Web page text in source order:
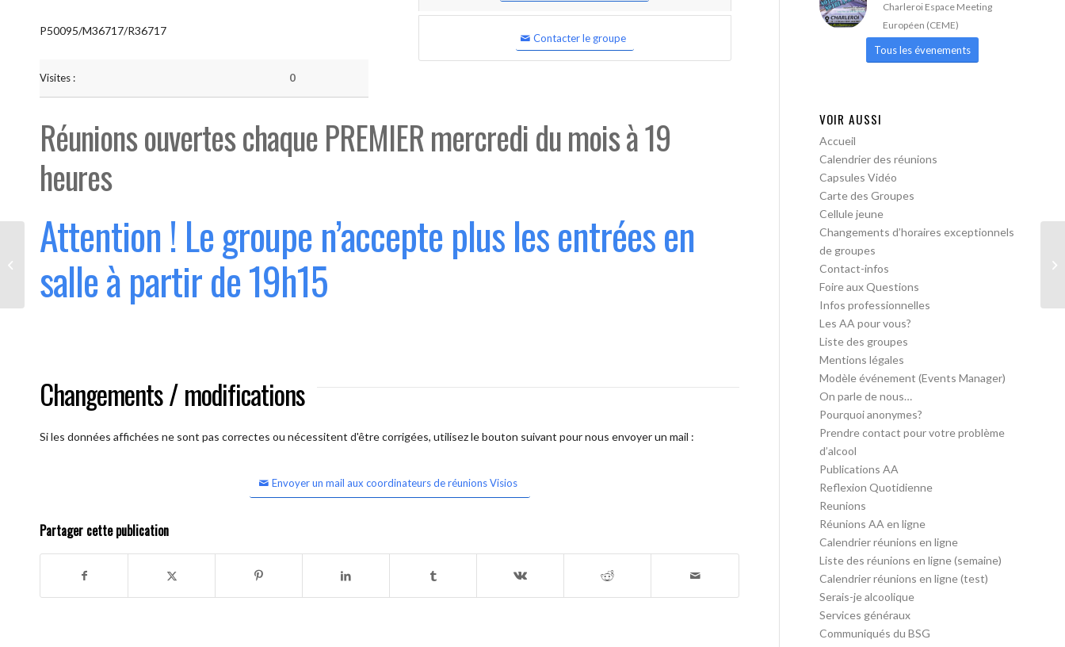
P50095/M36717/R36717
Visites : 0
Contacter le groupe
Réunions ouvertes chaque PREMIER mercredi du mois à 19
heures
Attention ! Le groupe n’accepte plus les entrées en
salle à partir de 19h15
Changements / modifications
Si les données affichées ne sont pas correctes ou nécessitent d'être corrigées, utilisez le bouton suivant pour nous envoyer un mail :
Envoyer un mail aux coordinateurs de réunions Visios
Partager cette publication
Charleroi Espace Meeting
Européen (CEME)
Tous les évenements
VOIR AUSSI
Accueil
Calendrier des réunions
Capsules Vidéo
Carte des Groupes
Cellule jeune
Changements d’horaires exceptionnels
de groupes
Contact-infos
Foire aux Questions
Infos professionnelles
Les AA pour vous?
Liste des groupes
Mentions légales
Modèle événement (Events Manager)
On parle de nous…
Pourquoi anonymes?
Prendre contact pour votre problème
d’alcool
Publications AA
Reflexion Quotidienne
Reunions
Réunions AA en ligne
Calendrier réunions en ligne
Liste des réunions en ligne (semaine)
Calendrier réunions en ligne (test)
Serais-je alcoolique
Services généraux
Communiqués du BSG
Bouge “Saint-Luc” (Ouvert 1°
mercredi du mois)